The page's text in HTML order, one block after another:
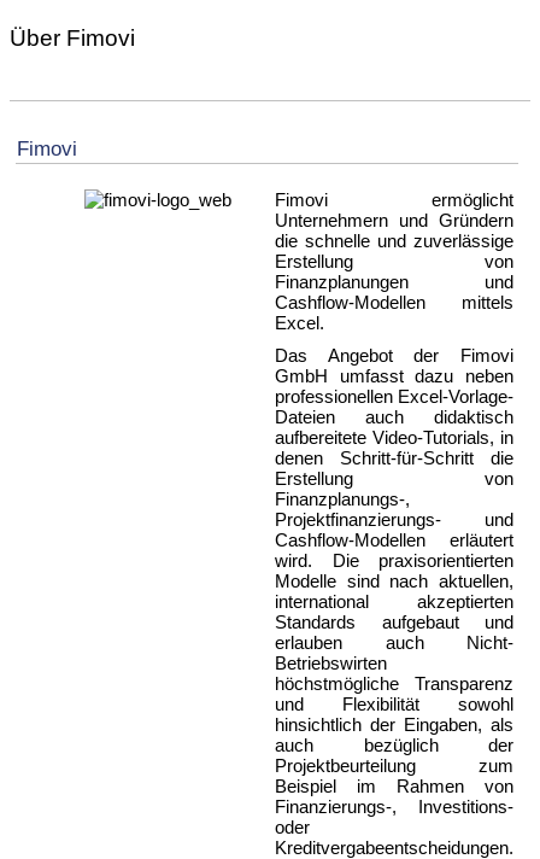
Über Fimovi
Fimovi
Fimovi ermöglicht
Unternehmern und Gründern
die schnelle und zuverlässige
Erstellung von
Finanzplanungen und
Cashflow-Modellen mittels
Excel.
Das Angebot der Fimovi
GmbH umfasst dazu neben
professionellen Excel-Vorlage-
Dateien auch didaktisch
aufbereitete Video-Tutorials, in
denen Schritt-für-Schritt die
Erstellung von
Finanzplanungs-,
Projektfinanzierungs- und
Cashflow-Modellen erläutert
wird. Die praxisorientierten
Modelle sind nach aktuellen,
international akzeptierten
Standards aufgebaut und
erlauben auch Nicht-
Betriebswirten
höchstmögliche Transparenz
und Flexibilität sowohl
hinsichtlich der Eingaben, als
auch bezüglich der
Projektbeurteilung zum
Beispiel im Rahmen von
Finanzierungs-, Investitions-
oder
Kreditvergabeentscheidungen.